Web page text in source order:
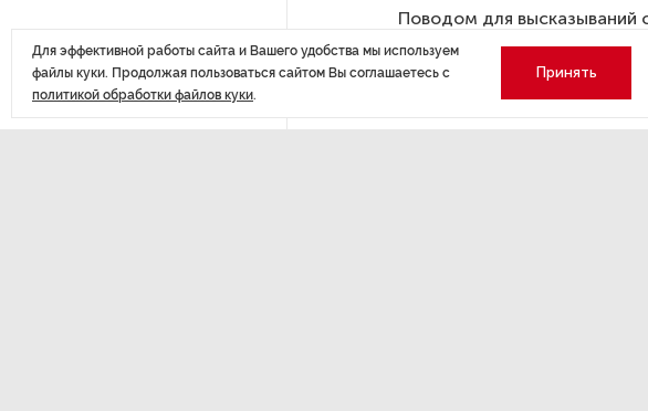
с руководством
Минобороны РФ: главные
заявления президента
Поводом для высказываний
неделе. В ролике,
блокировки связи, забоя
Для эффективной работы сайта и Вашего удобства мы используем
файлы куки. Продолжая пользоваться сайтом Вы соглашаетесь с
политикой обработки файлов куки.
Принять